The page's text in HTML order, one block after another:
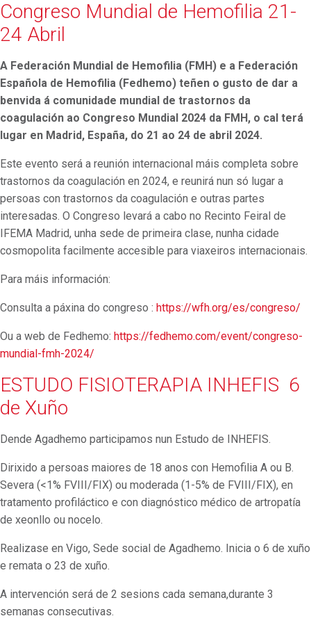
Congreso Mundial de Hemofilia 21-
24 Abril
A Federación Mundial de Hemofilia (FMH) e a Federación
Española de Hemofilia (Fedhemo) teñen o gusto de dar a
benvida á comunidade mundial de trastornos da
coagulación ao Congreso Mundial 2024 da FMH, o cal terá
lugar en Madrid, España, do 21 ao 24 de abril 2024.
Este evento será a reunión internacional máis completa sobre
trastornos da coagulación en 2024, e reunirá nun só lugar a
persoas con trastornos da coagulación e outras partes
interesadas. O Congreso levará a cabo no Recinto Feiral de
IFEMA Madrid, unha sede de primeira clase, nunha cidade
cosmopolita facilmente accesible para viaxeiros internacionais.
Para máis información:
Consulta a páxina do congreso : https://wfh.org/es/congreso/
Ou a web de Fedhemo: https://fedhemo.com/event/congreso-
mundial-fmh-2024/
ESTUDO FISIOTERAPIA INHEFIS 6
de Xuño
Dende Agadhemo participamos nun Estudo de INHEFIS.
Dirixido a persoas maiores de 18 anos con Hemofilia A ou B.
Severa (<1% FVIII/FIX) ou moderada (1-5% de FVIII/FIX), en
tratamento profiláctico e con diagnóstico médico de artropatía
de xeonllo ou nocelo.
Realizase en Vigo, Sede social de Agadhemo. Inicia o 6 de xuño
e remata o 23 de xuño.
A intervención será de 2 sesions cada semana,durante 3
semanas consecutivas.